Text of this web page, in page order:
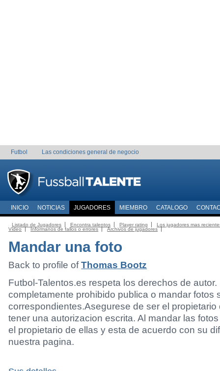
Futbol Las condiciones general de negocio
INICIO NOTICIAS JUGADORES MIEMBRO CATALOGO
Listado de Jugadores Encontra talentos Player rating
Los jugadores mas
Video
Informanos de fallos o errores Archivos de jugadores
Mandar una foto
Back to profile ofThomas Bootz
Futbol-Talentos.es respeta los derechos de autor.
completamente prohibido publica o mandar fotos
correspondientes.Asegurese de ser el propietario
tener una autorizacion escrita. Al mandar las
el propietario de ellas y esta de acuerdo con su
nuestra pagina.